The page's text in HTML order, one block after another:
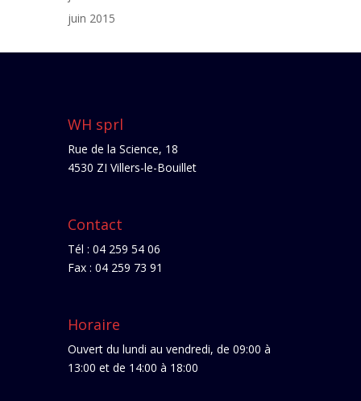
juin 2015
WH sprl
Rue de la Science, 18
4530 ZI Villers-le-Bouillet
Contact
Tél : 04 259 54 06
Fax : 04 259 73 91
Horaire
Ouvert du lundi au vendredi, de 09:00 à
13:00 et de 14:00 à 18:00